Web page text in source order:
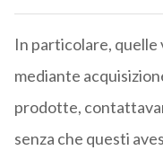
In particolare, quelle
mediante
prodotte,
senza che questi